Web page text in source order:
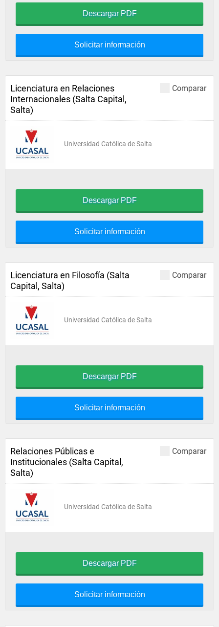
Descargar PDF
Solicitar información
Comparar
Licenciatura en Relaciones
Internacionales (Salta Capital,
Salta)
Universidad Católica de Salta
Descargar PDF
Solicitar información
Comparar
Licenciatura en Filosofía (Salta
Capital, Salta)
Universidad Católica de Salta
Descargar PDF
Solicitar información
Comparar
Relaciones Públicas e
Institucionales (Salta Capital,
Salta)
Universidad Católica de Salta
Descargar PDF
Solicitar información